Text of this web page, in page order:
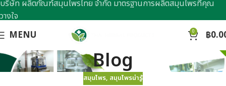
MENU 0 ฿
Blog
สมุนไพร, สมุนไพรน่ารู้
บริษัท ผลิตภัณฑ์สมุนไพรไทย จำกัด มาตรฐานการผลิตสมุนไพรที่คุณ
วางใจ